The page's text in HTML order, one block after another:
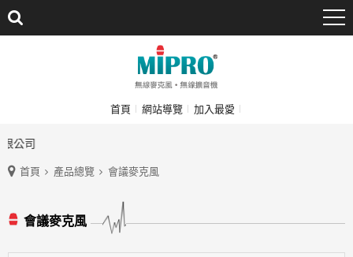
首頁 網站導覽 加入最愛
司
首頁 產品總覽 會議麥克風
會議麥克風